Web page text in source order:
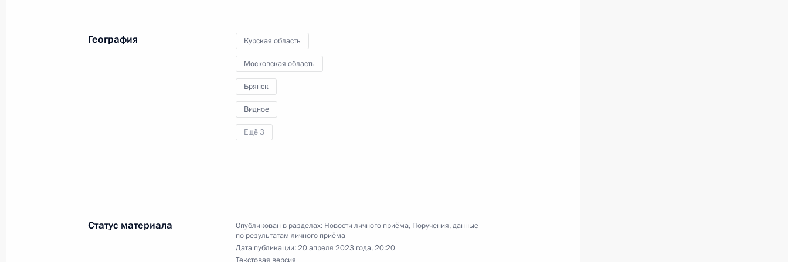
28 ноября 2023 года, вторник
Исполнены поручения, данные по результатам личного приёма, проведённого
по поручению Президента Российской Федерации руководителем Управления
Федеральной службы государственной регистрации, кадастра и картографии
19 октября 2023 года, четверг
География Курская область
Московская область
Брянск
Видное
Ещё 3
Статус материала Опубликован в разделах: Новости личного приёма, Поручения, данные
по результатам личного приёма
Дата публикации:20 апреля 2023 года, 20:20